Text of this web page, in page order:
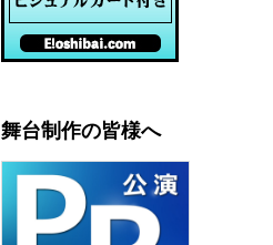
舞台制作の皆様へ